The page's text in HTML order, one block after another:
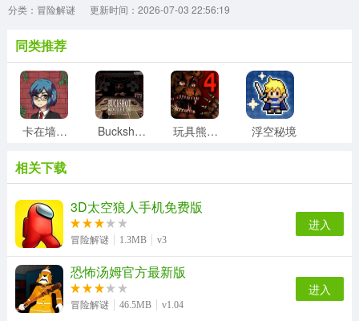
分类：冒险解谜
更新时间：2026-07-03 22:56:19
同类推荐
卡在墙上的女孩2安卓直装版 BuckshotRoulette游戏安装包 玩具熊的午夜后宫4最新免费版 浮空秘境
恐怖贞子来了游戏纯净最新版 Brotato安卓版
荒岛生存探险日记安卓免费版 奇妙故事创造家安卓官方版
相关下载
3D太空狼人手机免费版
冒险解谜 1.3MB v3
进入
恐怖汤姆官方最新版
冒险解谜 46.5MB v1.04
进入